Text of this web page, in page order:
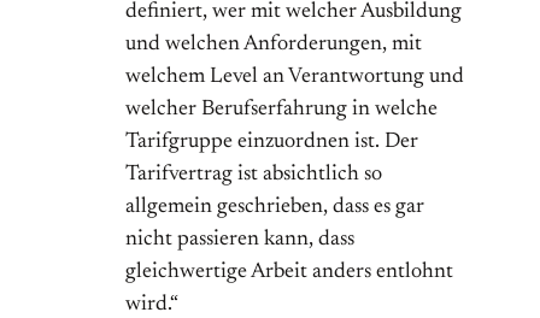
definiert, wer mit welcher Ausbildung
und welchen Anforderungen, mit
welchem Level an Verantwortung und
welcher Berufserfahrung in welche
Tarifgruppe einzuordnen ist. Der
Tarifvertrag ist absichtlich so
allgemein geschrieben, dass es gar
nicht passieren kann, dass
gleichwertige Arbeit anders entlohnt
wird.“